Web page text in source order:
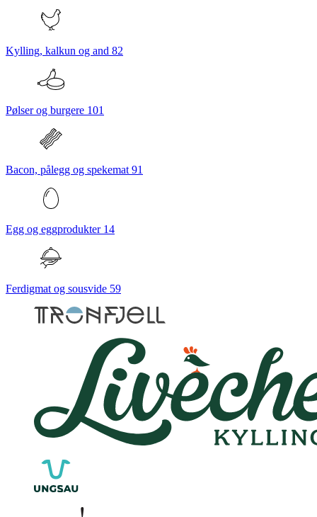
Kylling, kalkun og and 82
Pølser og burgere 101
Bacon, pålegg og spekemat 91
Egg og eggprodukter 14
Ferdigmat og sousvide 59